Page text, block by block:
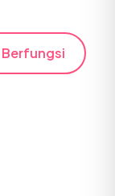
Berfungsi